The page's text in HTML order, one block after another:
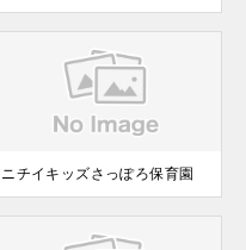
ニチイキッズさっぽろ保育園